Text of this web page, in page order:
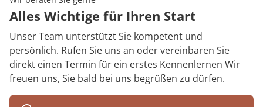
Alles Wichtige für Ihren Start
Unser Team unterstützt Sie kompetent und
persönlich. Rufen Sie uns an oder vereinbaren Sie
direkt einen Termin für ein erstes Kennenlernen Wir
freuen uns, Sie bald bei uns begrüßen zu dürfen.